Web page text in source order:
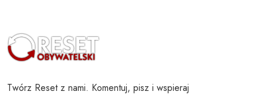
Twórz Reset z nami. Komentuj, pisz i wspieraj